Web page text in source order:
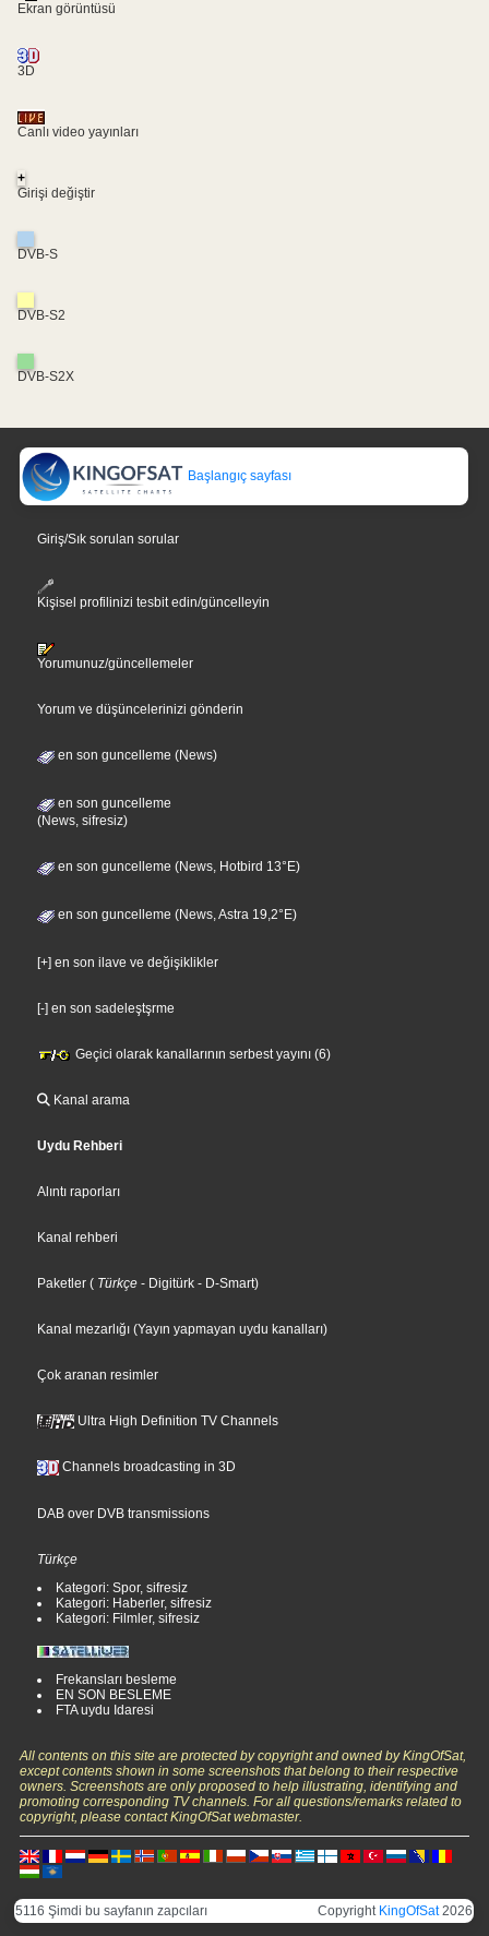
Ekran görüntüsü
3D
Canlı video yayınları
+
Girişi değiştir
DVB-S
DVB-S2
DVB-S2X
Başlangıç sayfası
Giriş/Sık sorulan sorular
Kişisel profilinizi tesbit edin/güncelleyin
Yorumunuz/güncellemeler
Yorum ve düşüncelerinizi gönderin
en son guncelleme (News)
en son guncelleme
(News, sifresiz)
en son guncelleme (News, Hotbird 13°E)
en son guncelleme (News, Astra 19,2°E)
[+] en son ilave ve değişiklikler
[-] en son sadeleştşrme
Geçici olarak kanallarının serbest yayını (6)
Kanal arama
Uydu Rehberi
Alıntı raporları
Kanal rehberi
Paketler ( Türkçe - Digitürk - D-Smart)
Kanal mezarlığı (Yayın yapmayan uydu kanalları)
Çok aranan resimler
Ultra High Definition TV Channels
Channels broadcasting in 3D
DAB over DVB transmissions
Türkçe
Kategori: Spor, sifresiz
Kategori: Haberler, sifresiz
Kategori: Filmler, sifresiz
Frekansları besleme
EN SON BESLEME
FTA uydu Idaresi
All contents on this site are protected by copyright and owned by KingOfSat,
except contents shown in some screenshots that belong to their respective
owners. Screenshots are only proposed to help illustrating, identifying and
promoting corresponding TV channels. For all questions/remarks related to
copyright, please contact KingOfSat webmaster.
5116 Şimdi bu sayfanın zapcıları Copyright KingOfSat2026